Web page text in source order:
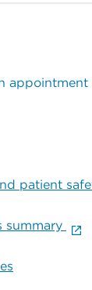
appointment
patient
summary